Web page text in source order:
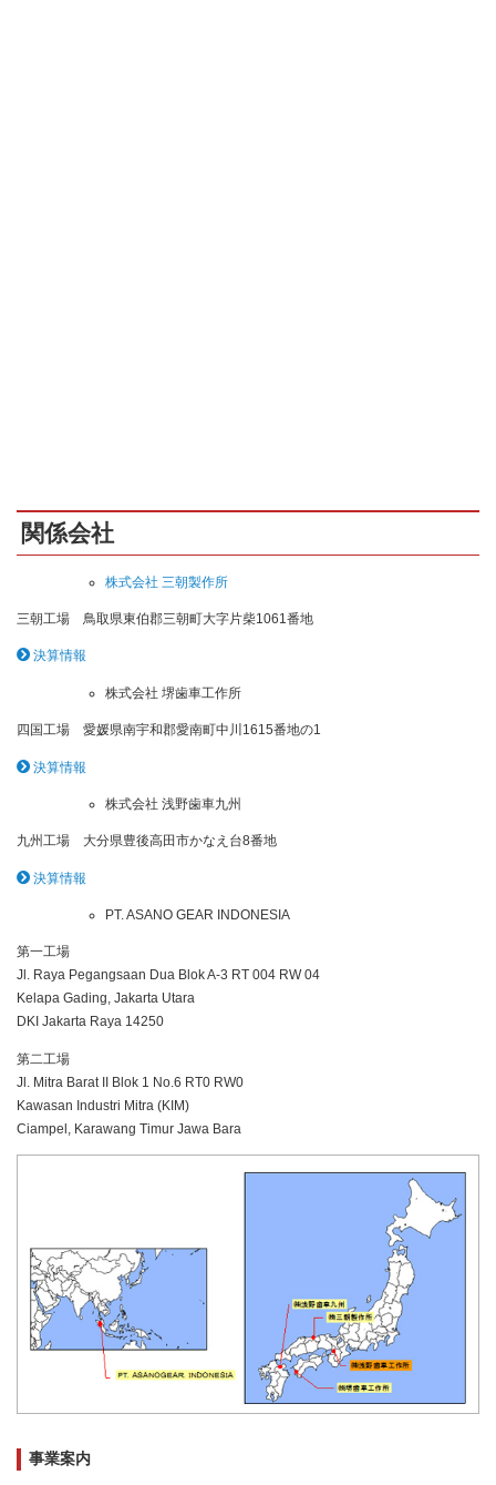
関係会社
株式会社 三朝製作所
三朝工場 鳥取県東伯郡三朝町大字片柴1061番地
決算情報
株式会社 堺歯車工作所
四国工場 愛媛県南宇和郡愛南町中川1615番地の1
決算情報
株式会社 浅野歯車九州
九州工場 大分県豊後高田市かなえ台8番地
決算情報
PT. ASANO GEAR INDONESIA
第一工場
Jl. Raya Pegangsaan Dua Blok A-3 RT 004 RW 04
Kelapa Gading, Jakarta Utara
DKI Jakarta Raya 14250
第二工場
Jl. Mitra Barat II Blok 1 No.6 RT0 RW0
Kawasan Industri Mitra (KIM)
Ciampel, Karawang Timur Jawa Bara
事業案内